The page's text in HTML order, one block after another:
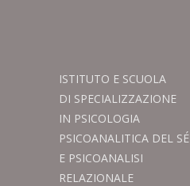
ISTITUTO E SCUOLA
DI SPECIALIZZAZIONE
IN PSICOLOGIA
PSICOANALITICA DEL SÉ
E PSICOANALISI
RELAZIONALE